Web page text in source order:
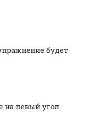
будет
на левый угол